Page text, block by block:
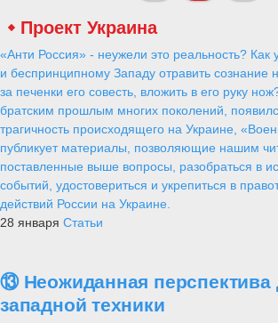
Проект Украина
«Анти Россия» - неужели это реальность? Как
и беспринципному Западу отравить сознание
за печенки его совесть, вложить в его руку
братским прошлым многих поколений,
трагичность происходящего на Украине,
публикует материалы, позволяющие нашим
поставленные выше вопросы, разобраться в
событий, удостовериться и укрепиться в
действий России на Украине.
28 января Статьи
⑬ Неожиданная перспектива
западной техники